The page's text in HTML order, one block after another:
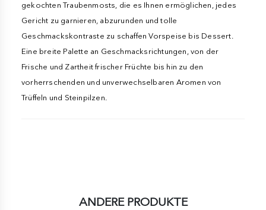
gekochten Traubenmosts, die es Ihnen ermöglichen, jedes
Gericht zu garnieren, abzurunden und tolle
Geschmackskontraste zu schaffen Vorspeise bis Dessert.
Eine breite Palette an Geschmacksrichtungen, von der
Frische und Zartheit frischer Früchte bis hin zu den
vorherrschenden und unverwechselbaren Aromen von
Trüffeln und Steinpilzen.
ANDERE PRODUKTE